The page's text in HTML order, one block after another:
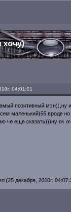
хочу)
04:01:01
позитивный мэн)),ну и
маленький)55 вроде
че еще сказать)))ну оч
(25 декабря, 2010г.